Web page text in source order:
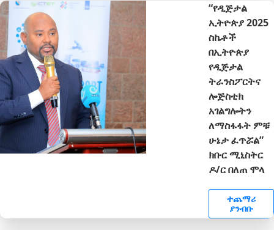
“የዲጅታል
ኢትዮጵያ 2025
ስኬቶች
በኢትዮጵያ
የዲጅታል
ትራንስፖርትና
ሎጅስቲክ
አገልግሎትን
ለማስፋፋት ምቹ
ሁኔታ ፈጥሯል”
ክቡር ሚኒስትር
ዶ/ር በለጠ ሞላ
ተጨማሪ
ያንብቡ